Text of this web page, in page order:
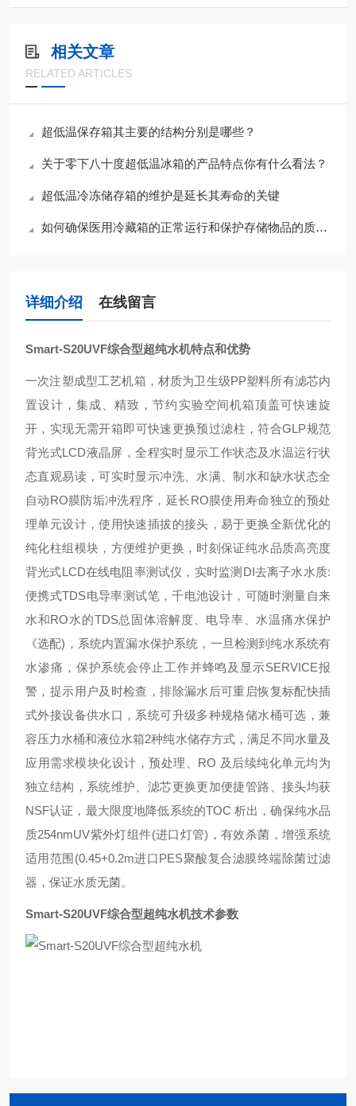
相关文章
RELATED ARTICLES
超低温保存箱其主要的结构分别是哪些？
关于零下八十度超低温冰箱的产品特点你有什么看法？
超低温冷冻储存箱的维护是延长其寿命的关键
如何确保医用冷藏箱的正常运行和保护存储物品的质量和安全性
详细介绍 在线留言
Smart-S20UVF综合型超纯水机特点和优势
一次注塑成型工艺机箱，材质为卫生级PP塑料所有滤芯内
置设计，集成、精致，节约实验空间机箱顶盖可快速旋
开，实现无需开箱即可快速更换预过滤柱，符合GLP规范
背光式LCD液晶屏，全程实时显示工作状态及水温运行状
态直观易读，可实时显示冲洗、水满、制水和缺水状态全
自动RO膜防垢冲洗程序，延长RO膜使用寿命独立的预处
理单元设计，使用快速插拔的接头，易于更换全新优化的
纯化柱组模块，方便维护更换，时刻保证纯水品质高亮度
背光式LCD在线电阻率测试仪，实时监测DI去离子水水质:
便携式TDS电导率测试笔，千电池设计，可随时测量自来
水和RO水的TDS总固体溶解度、电导率、水温痛水保护
《选配)，系统内置漏水保护系统，一旦检测到纯水系统有
水渗痛，保护系统会停止工作并蜂鸣及显示SERVICE报
警，提示用户及时检查，排除漏水后可重启恢复标配快插
式外接设备供水口，系统可升级多种规格储水桶可选，兼
容压力水桶和液位水箱2种纯水储存方式，满足不同水量及
应用需求模块化设计，预处理、RO 及后续纯化单元均为
独立结构，系统维护、滤芯更换更加便捷管路、接头均获
NSF认证，最大限度地降低系统的TOC 析出，确保纯水品
质254nmUV紫外灯组件(进口灯管)，有效杀菌，增强系统
适用范围(0.45+0.2m进口PES聚酸复合滤膜终端除菌过滤
器，保证水质无菌。
Smart-S20UVF综合型超纯水机技术参数